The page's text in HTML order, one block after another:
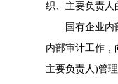
织、主要负责人
国有企业内部
内部审计工作
主要负责人)管